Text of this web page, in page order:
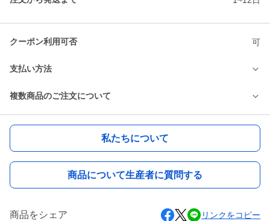
クーポン利用可否 可
支払い方法
複数商品のご注文について
私たちについて
商品について生産者に質問する
商品をシェア リンクをコピー